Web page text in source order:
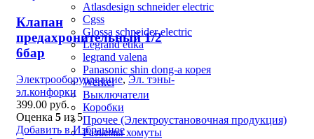
Atlasdesign schneider electric
Cgss
Glossa schneider electric
Legrand etika
legrand valena
Panasonic shin dong-a корея
Werkel
Выключатели
Коробки
Прочее (Электроустановочная продукция)
Разъемы хомуты
Клапан
предахронительный 1/2
6бар
Электрооборудование, Эл. тэны-
эл.конфорки
399.00 руб.
Оценка 5 из 5
Добавить в Избранное